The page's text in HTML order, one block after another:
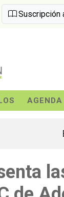
Suscripción
AGENDA